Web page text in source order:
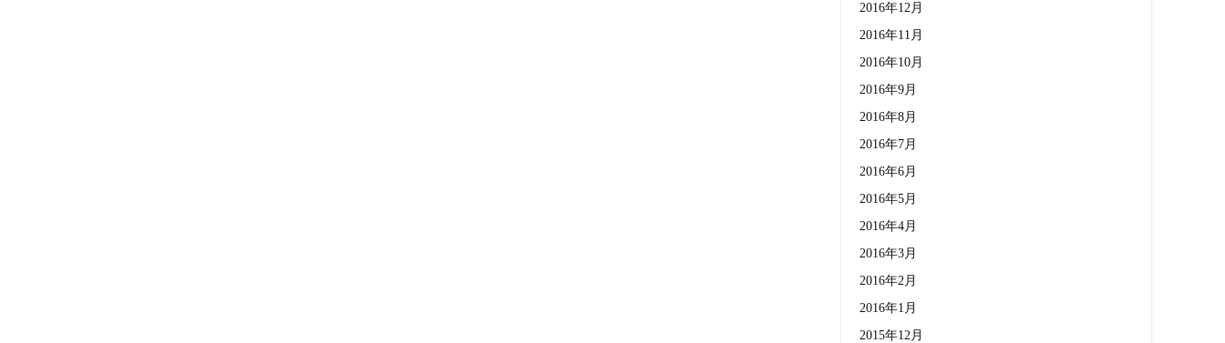
2016年12月
2016年11月
2016年10月
2016年9月
2016年8月
2016年7月
2016年6月
2016年5月
2016年4月
2016年3月
2016年2月
2016年1月
2015年12月